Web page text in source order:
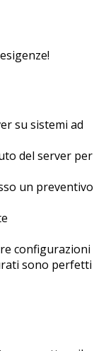
su sistemi ad
del server per
un preventivo
configurazioni
sono perfetti